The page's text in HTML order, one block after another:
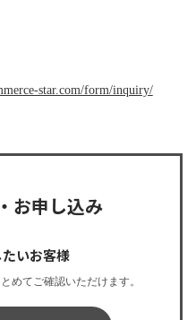
star.com/form/inquiry/
お申し込み
いお客様
めてご確認いただけます。